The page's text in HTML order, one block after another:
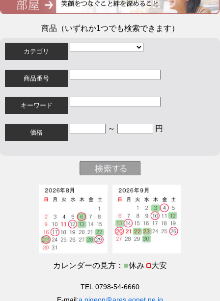
商品（いずれか1つでも検索できます）
カテゴリ
商品番号
キーワード
価格 ～ 円
カレンダーの見方： ■休み 大安
TEL:0798-54-6660
E-mail:a.pigeon＠ares.eonet.ne.jp